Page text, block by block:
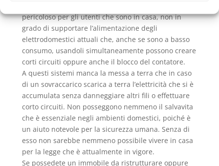
pericoloso per gli utenti che sono in casa, non in
grado di supportare l’alimentazione degli
elettrodomestici attuali che, anche se sono a basso
consumo, usandoli simultaneamente possono creare
corti circuiti oppure anche il blocco del contatore.
A questi sistemi manca la messa a terra che in caso
di un sovraccarico scarica a terra l’elettricità che si è
accumulata senza danneggiare altri fili o effettuare
corto circuiti. Non posseggono nemmeno il salvavita
che è essenziale negli ambienti domestici, poiché è
un aiuto notevole per la sicurezza umana. Senza di
esso non sarebbe nemmeno possibile vivere in casa
per la legge che è attualmente in vigore.
Se possedete un immobile da ristrutturare oppure